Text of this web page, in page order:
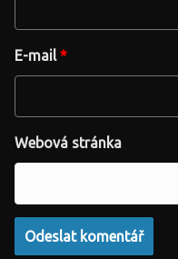
E-mail*
Webová stránka